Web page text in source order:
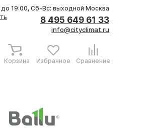
8 495 649 61 33
info@cityclimat.ru
19:00, Сб-Вс: выходной Москва
Корзина Избранное Сравнение